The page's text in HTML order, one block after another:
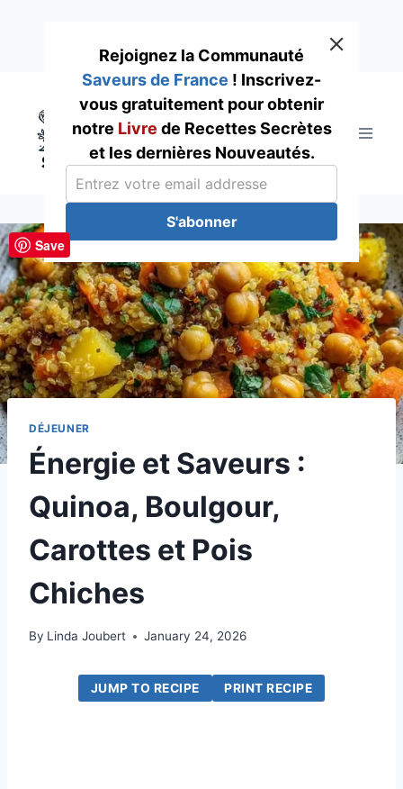
content
DÉJEUNER
Énergie et Saveurs :
Quinoa, Boulgour,
Carottes et Pois
Chiches
By Linda Joubert January 24, 2026
JUMP TO RECIPE PRINT RECIPE
Rejoignez la Communauté
Saveurs de France ! Inscrivez-
vous gratuitement pour obtenir
notre Livre de Recettes Secrètes
et les dernières Nouveautés.
S'abonner
Save